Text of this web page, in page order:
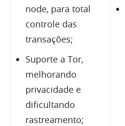
node, para total
controle das
transações;
Suporte a Tor,
melhorando
privacidade e
dificultando
rastreamento;